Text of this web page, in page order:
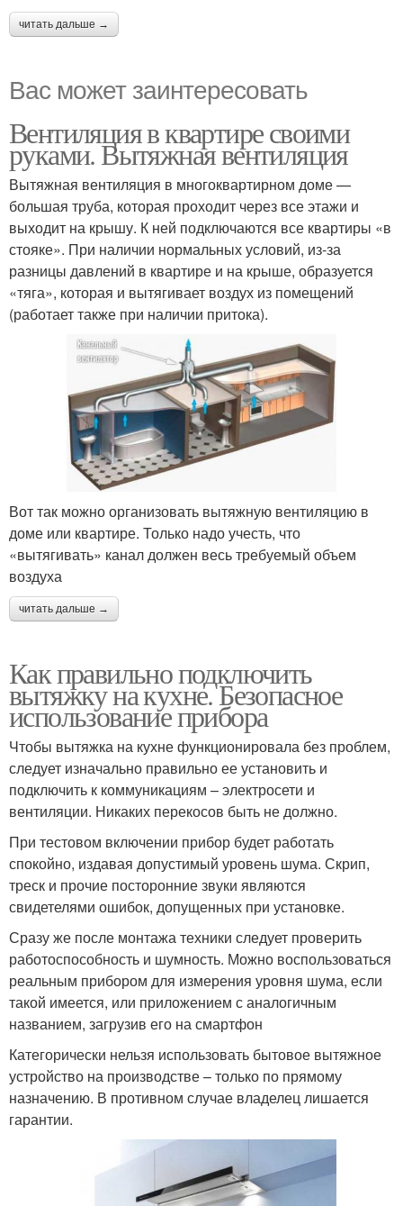
читать дальше →
Вас может заинтересовать
Вентиляция в квартире своими
руками. Вытяжная вентиляция
Вытяжная вентиляция в многоквартирном доме —
большая труба, которая проходит через все этажи и
выходит на крышу. К ней подключаются все квартиры «в
стояке». При наличии нормальных условий, из-за
разницы давлений в квартире и на крыше, образуется
«тяга», которая и вытягивает воздух из помещений
(работает также при наличии притока).
Вот так можно организовать вытяжную вентиляцию в
доме или квартире. Только надо учесть, что
«вытягивать» канал должен весь требуемый объем
воздуха
читать дальше →
Как правильно подключить
вытяжку на кухне. Безопасное
использование прибора
Чтобы вытяжка на кухне функционировала без проблем,
следует изначально правильно ее установить и
подключить к коммуникациям – электросети и
вентиляции. Никаких перекосов быть не должно.
При тестовом включении прибор будет работать
спокойно, издавая допустимый уровень шума. Скрип,
треск и прочие посторонние звуки являются
свидетелями ошибок, допущенных при установке.
Сразу же после монтажа техники следует проверить
работоспособность и шумность. Можно воспользоваться
реальным прибором для измерения уровня шума, если
такой имеется, или приложением с аналогичным
названием, загрузив его на смартфон
Категорически нельзя использовать бытовое вытяжное
устройство на производстве – только по прямому
назначению. В противном случае владелец лишается
гарантии.